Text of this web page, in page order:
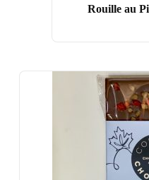
Rouille au